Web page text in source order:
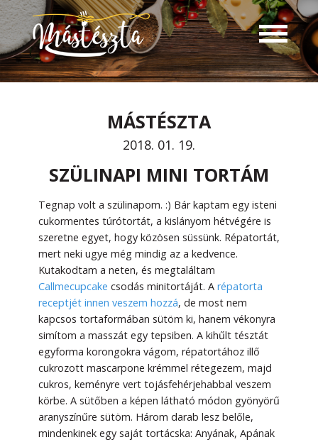
MÁSTÉSZTA
2018. 01. 19.
SZÜLINAPI MINI TORTÁM
Tegnap volt a szülinapom. :) Bár kaptam egy isteni
cukormentes túrótortát, a kislányom hétvégére is
szeretne egyet, hogy közösen süssünk. Répatortát,
mert neki ugye még mindig az a kedvence.
Kutakodtam a neten, és megtaláltam
Callmecupcake csodás minitortáját. A répatorta
receptjét innen veszem hozzá, de most nem
kapcsos tortaformában sütöm ki, hanem vékonyra
simítom a masszát egy tepsiben. A kihűlt tésztát
egyforma korongokra vágom, répatortához illő
cukrozott mascarpone krémmel rétegezem, majd
cukros, keményre vert tojásfehérjehabbal veszem
körbe. A sütőben a képen látható módon gyönyörű
aranyszínűre sütöm. Három darab lesz belőle,
mindenkinek egy saját tortácska: Anyának, Apának